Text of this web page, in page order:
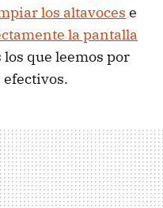
los altavoces e
la pantalla
que leemos por